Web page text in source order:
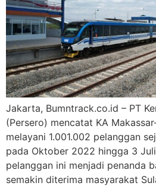
Jakarta, Bumntrack.co.id – PT
(Persero) mencatat KA
melayani 1.001.002 pelanggan
pada Oktober 2022 hingga 3
pelanggan ini menjadi penanda
semakin diterima masyarakat